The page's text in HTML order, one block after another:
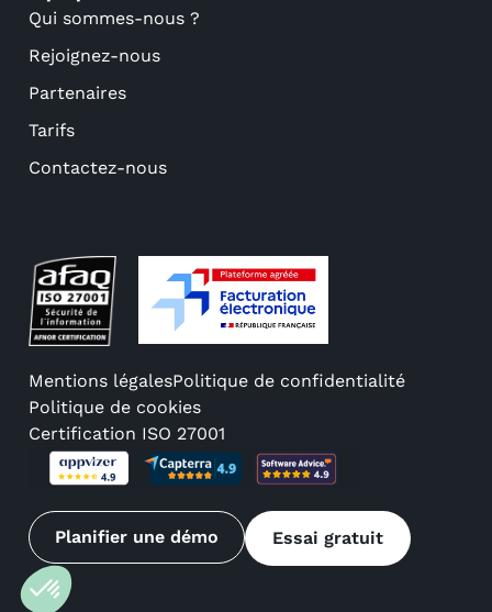
Qui sommes-nous ?
Rejoignez-nous
Partenaires
Tarifs
Contactez-nous
Mentions légalesPolitique de confidentialité
Politique de cookies
Certification ISO 27001
Planifier une démo Essai gratuit